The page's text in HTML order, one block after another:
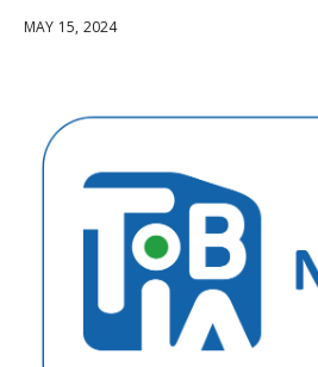
MAY 15, 2024
送出